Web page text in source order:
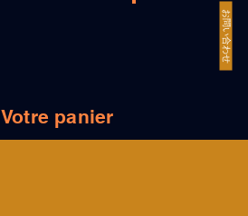
お問い合わせ
Votre panier